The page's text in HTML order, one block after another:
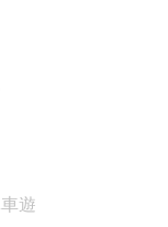
遊